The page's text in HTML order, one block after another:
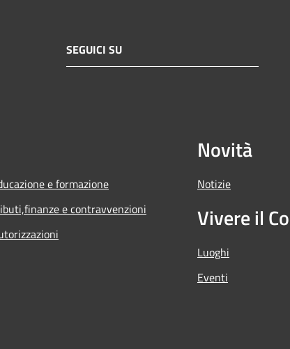
SEGUICI SU
e formazione
e contravvenzioni
Novità
Notizie
Vivere il
Luoghi
Eventi